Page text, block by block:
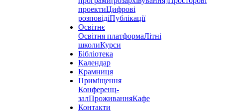
проектиЦифрові
розповідіПублікації
Освітнє
Освітня платформаЛітні
школиКурси
Бібліотека
Календар
Крамниця
Приміщення
Конференц-
залПроживанняКафе
Контакти